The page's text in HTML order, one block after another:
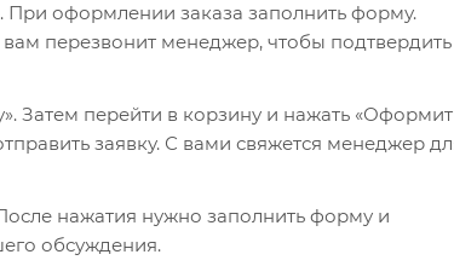
При оформлении заказа заполнить форму.
перезвонит менеджер, чтобы подтвердить
Затем перейти в корзину и нажать
заявку. С вами свяжется менеджер
нажатия нужно заполнить форму и
обсуждения.